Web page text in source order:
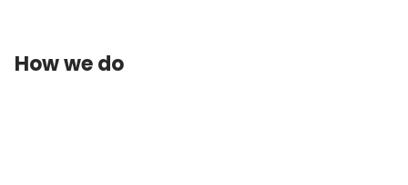
How we do